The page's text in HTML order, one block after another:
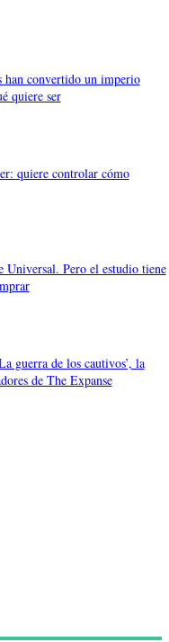
han convertido un imperio
quiere ser
quiere controlar cómo
Pero el estudio tiene
guerra de los cautivos’, la
de The Expanse